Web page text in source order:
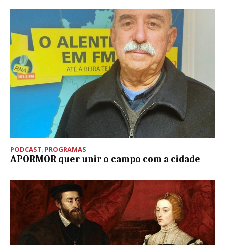
PODCAST, PROGRAMAS
APORMOR quer unir o campo com a cidade